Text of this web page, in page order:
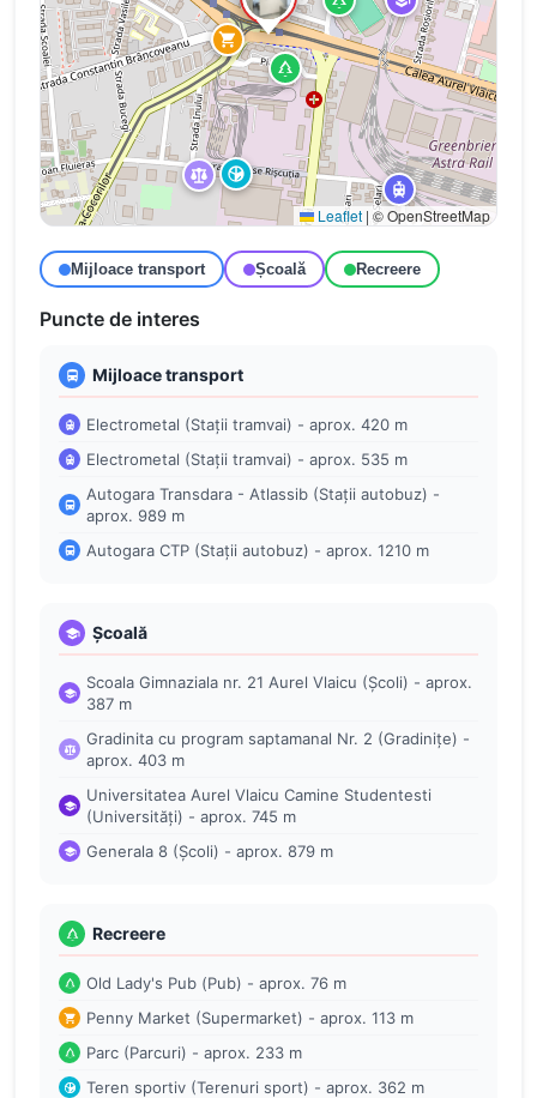
Leaflet |© OpenStreetMap
Mijloace transport Școală Recreere
Puncte de interes
Mijloace transport
Electrometal (Stații tramvai) - aprox. 420 m
Electrometal (Stații tramvai) - aprox. 535 m
Autogara Transdara - Atlassib (Stații autobuz) -
aprox. 989 m
Autogara CTP (Stații autobuz) - aprox. 1210 m
Școală
Scoala Gimnaziala nr. 21 Aurel Vlaicu (Școli) - aprox.
387 m
Gradinita cu program saptamanal Nr. 2 (Gradinițe) -
aprox. 403 m
Universitatea Aurel Vlaicu Camine Studentesti
(Universități) - aprox. 745 m
Generala 8 (Școli) - aprox. 879 m
Recreere
Old Lady's Pub (Pub) - aprox. 76 m
Penny Market (Supermarket) - aprox. 113 m
Parc (Parcuri) - aprox. 233 m
Teren sportiv (Terenuri sport) - aprox. 362 m